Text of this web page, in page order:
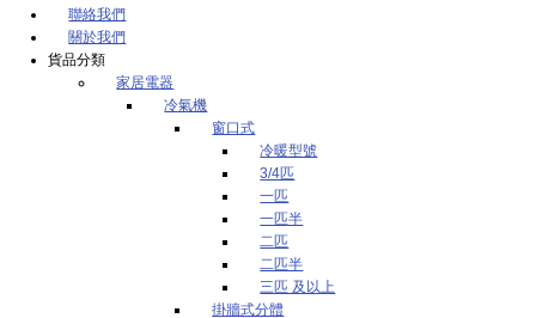
聯絡我們
關於我們
貨品分類
家居電器
冷氣機
窗口式
冷暖型號
3/4匹
一匹
一匹半
二匹
二匹半
三匹 及以上
掛牆式分體